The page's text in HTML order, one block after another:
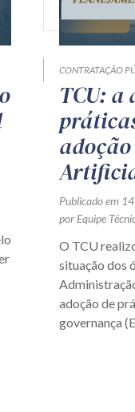
CONTRATAÇÃO
TCU: a
Publicado em
por Equipe
O TCU
situação dos
adoção de
governança